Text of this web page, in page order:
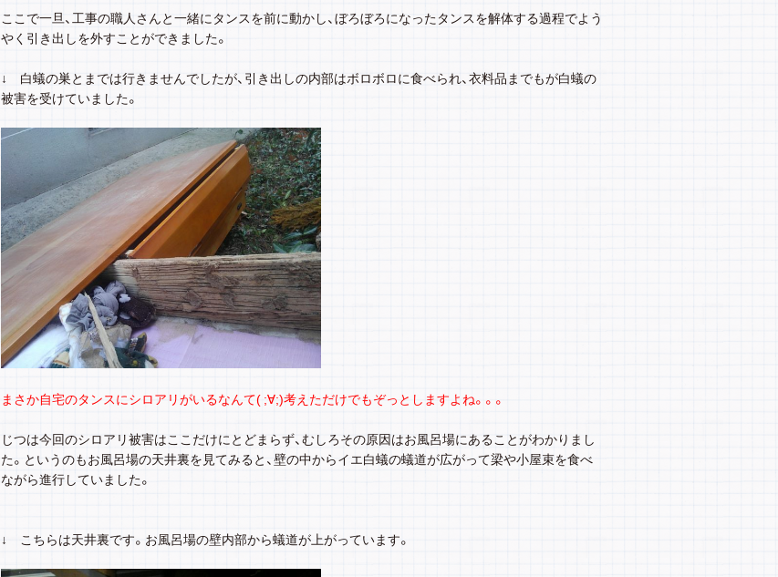
ここで一旦、工事の職人さんと一緒にタンスを前に動かし、ぼろぼろになったタンスを解体する過程でよう
やく引き出しを外すことができました。
↓ 白蟻の巣とまでは行きませんでしたが、引き出しの内部はボロボロに食べられ、衣料品までもが白蟻の
被害を受けていました。
まさか自宅のタンスにシロアリがいるなんて( ;∀;)考えただけでもぞっとしますよね。。。
じつは今回のシロアリ被害はここだけにとどまらず、むしろその原因はお風呂場にあることがわかりまし
た。というのもお風呂場の天井裏を見てみると、壁の中からイエ白蟻の蟻道が広がって梁や小屋束を食べ
ながら進行していました。
↓ こちらは天井裏です。お風呂場の壁内部から蟻道が上がっています。